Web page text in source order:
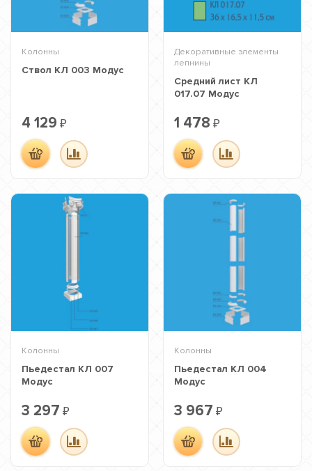
Колонны
Ствол КЛ 003 Модус
4 129 ₽
Декоративные элементы
лепнины
Средний лист КЛ
017.07 Модус
1 478 ₽
Колонны
Пьедестал КЛ 007
Модус
3 297 ₽
Колонны
Пьедестал КЛ 004
Модус
3 967 ₽